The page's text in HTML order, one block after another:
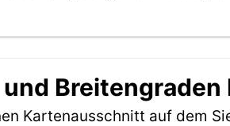
Kartenausschnitt auf dem